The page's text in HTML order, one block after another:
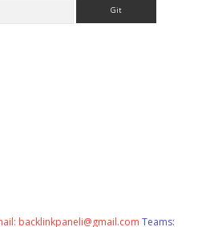
backlinkpaneli@gmail.com Teams: